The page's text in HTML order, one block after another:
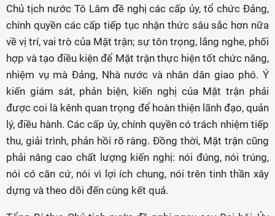
Chủ tịch nước Tô Lâm đề nghị các cấp ủy, tổ chức Đảng,
chính quyền các cấp tiếp tục nhận thức sâu sắc hơn nữa
về vị trí, vai trò của Mặt trận; sự tôn trọng, lắng nghe, phối
hợp và tạo điều kiện để Mặt trận thực hiện tốt chức năng,
nhiệm vụ mà Đảng, Nhà nước và nhân dân giao phó. Ý
kiến giám sát, phản biện, kiến nghị của Mặt trận phải
được coi là kênh quan trọng để hoàn thiện lãnh đạo, quản
lý, điều hành. Các cấp ủy, chính quyền có trách nhiệm tiếp
thu, giải trình, phản hồi rõ ràng. Đồng thời, Mặt trận cũng
phải nâng cao chất lượng kiến nghị: nói đúng, nói trúng,
nói có căn cứ, nói vì lợi ích chung, nói trên tinh thần xây
dựng và theo dõi đến cùng kết quả.